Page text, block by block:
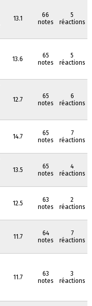
13.1
66
notes
5
réactions
13.6
65
notes
5
réactions
12.7
65
notes
6
réactions
14.7
65
notes
7
réactions
13.5
65
notes
4
réactions
12.5
63
notes
2
réactions
11.7
64
notes
7
réactions
11.7
63
notes
3
réactions